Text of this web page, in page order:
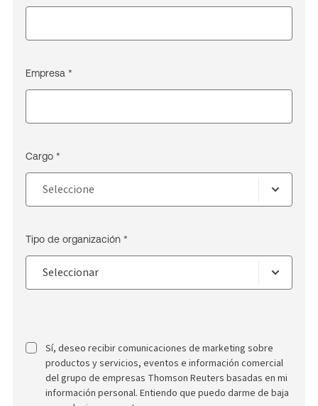
Empresa *
Cargo *
Tipo de organización *
Sí, deseo recibir comunicaciones de marketing sobre
productos y servicios, eventos e información comercial
del grupo de empresas Thomson Reuters basadas en mi
información personal. Entiendo que puedo darme de baja